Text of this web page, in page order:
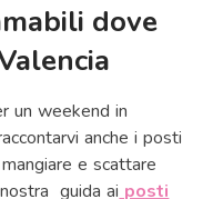
dove
un weekend in
anche i posti
e scattare
guida ai posti